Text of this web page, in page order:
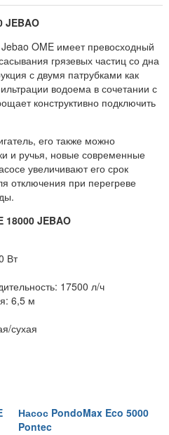
JEBAO
OME имеет превосходный
грязевых частиц со дна
с двумя патрубками как
водоема в сочетании с
конструктивно подключить
его также можно
и ручья, новые современные
увеличивают его срок
отключения при перегреве
18000 JEBAO
Вт
17500 л/ч
6,5 м
сухая
Насос PondoMax Eco 5000
Pontec